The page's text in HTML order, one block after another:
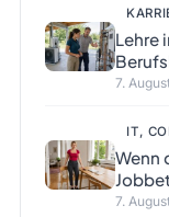
Lehre
7.
IT,
Wenn
7.